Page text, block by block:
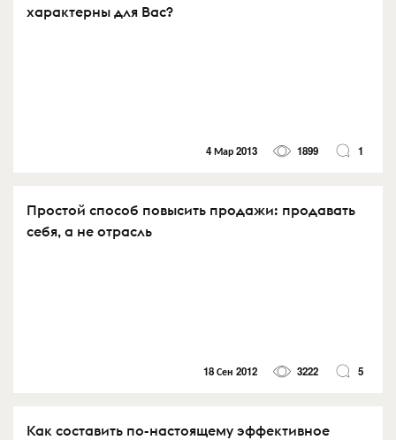
характерны для Вас?
4 Мар 2013 1899 1
Простой способ повысить продажи: продавать
себя, а не отрасль
18 Сен 2012 3222 5
Как составить по-настоящему эффективное